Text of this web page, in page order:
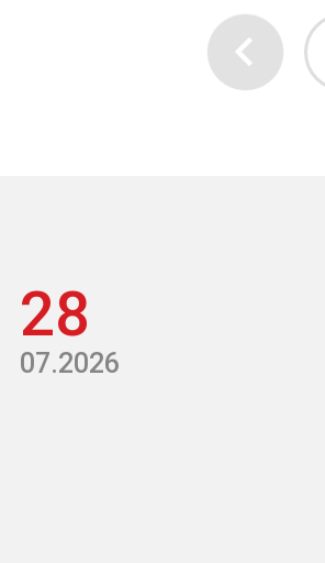
28
07.2026